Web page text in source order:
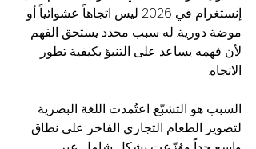
إنستغرام في 2026 ليس اتجاهاً عشوائياً أو
موضة دورية. له سبب محدد يستحق الفهم
لأن فهمه يساعد على التنبؤ بكيفية تطور
الاتجاه.
السبب هو التشبّع. اعتُمدت اللغة البصرية
لتصوير الطعام التجاري الفاخر على نطاق